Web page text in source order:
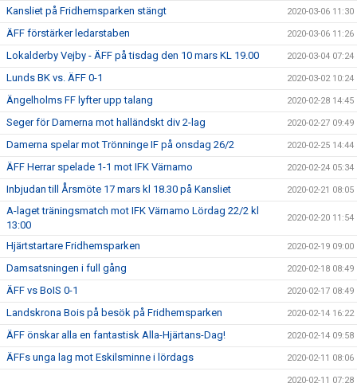
Kansliet på Fridhemsparken stängt 2020-03-06 11:30
ÄFF förstärker ledarstaben 2020-03-06 11:26
Lokalderby Vejby - ÄFF på tisdag den 10 mars KL 19.00 2020-03-04 07:24
Lunds BK vs. ÄFF 0-1 2020-03-02 10:24
Ängelholms FF lyfter upp talang 2020-02-28 14:45
Seger för Damerna mot halländskt div 2-lag 2020-02-27 09:49
Damerna spelar mot Trönninge IF på onsdag 26/2 2020-02-25 14:44
ÄFF Herrar spelade 1-1 mot IFK Värnamo 2020-02-24 05:34
Inbjudan till Årsmöte 17 mars kl 18.30 på Kansliet 2020-02-21 08:05
A-laget träningsmatch mot IFK Värnamo Lördag 22/2 kl
13:00
2020-02-20 11:54
Hjärtstartare Fridhemsparken 2020-02-19 09:00
Damsatsningen i full gång 2020-02-18 08:49
ÄFF vs BoIS 0-1 2020-02-17 08:49
Landskrona Bois på besök på Fridhemsparken 2020-02-14 16:22
ÄFF önskar alla en fantastisk Alla-Hjärtans-Dag! 2020-02-14 09:58
ÄFFs unga lag mot Eskilsminne i lördags 2020-02-11 08:06
2020-02-11 07:28